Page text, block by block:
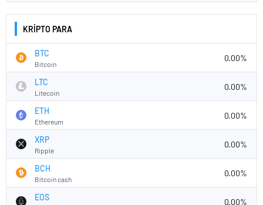
KRİPTO PARA
BTC
Bitcoin
0.00%
LTC
Litecoin
0.00%
ETH
Ethereum
0.00%
XRP
Ripple
0.00%
BCH
Bitcoin cash
0.00%
EOS 0.00%